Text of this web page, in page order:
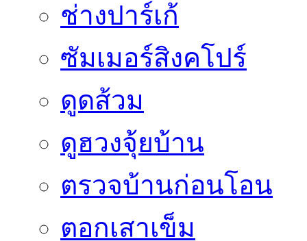
ช่างปาร์เก้
ซัมเมอร์สิงคโปร์
ดูดส้วม
ดูฮวงจุ้ยบ้าน
ตรวจบ้านก่อนโอน
ตอกเสาเข็ม